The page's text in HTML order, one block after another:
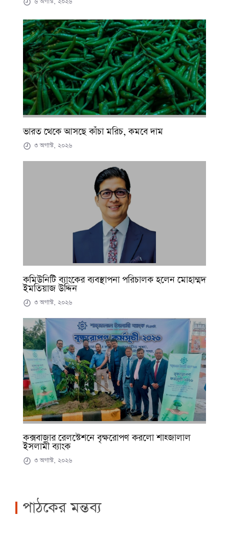
ভারত থেকে আসছে কাঁচা মরিচ, কমবে দাম
৩ অগাস্ট, ২০২৬
কমিউনিটি ব্যাংকের ব্যবস্থাপনা পরিচালক হলেন মোহাম্মদ
ইমতিয়াজ উদ্দিন
৩ অগাস্ট, ২০২৬
কক্সবাজার রেলস্টেশনে বৃক্ষরোপণ করলো শাহ্জালাল
ইসলামী ব্যাংক
৩ অগাস্ট, ২০২৬
পাঠকের মন্তব্য